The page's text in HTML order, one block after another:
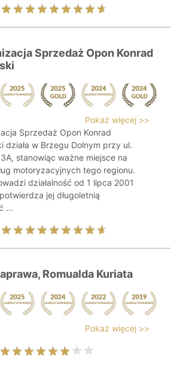
Sprzedaż Opon Konrad
Pokaż więcej >>
Sprzedaż Opon Konrad
działa w Brzegu Dolnym przy ul.
stanowiąc ważne miejsce na
motoryzacyjnych tego regionu.
działalność od 1 lipca 2001
jej długoletnią
...
Romualda Kuriata
Pokaż więcej >>